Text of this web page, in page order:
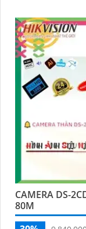
CAMERA DS-
80M